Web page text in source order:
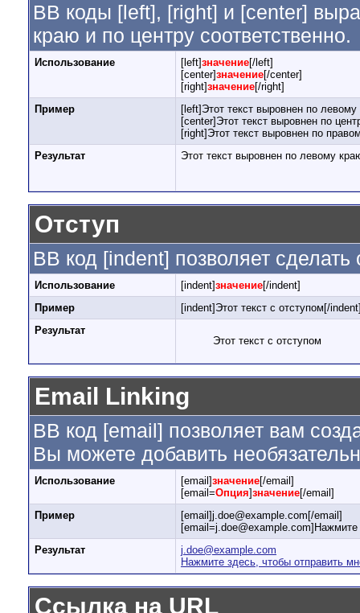
BB коды [left], [right] и [center]
краю и по центру соответственно.
Использование [left]значение[/left]
[center]значение[/center]
[right]значение[/right]
Пример
[left]Этот текст выровнен по
[center]Этот текст выровнен по
[right]Этот текст выровнен по
Результат
Этот текст выровнен по левому
Отступ
BB код [indent] позволяет сделать
Использование [indent]значение[/indent]
Пример
[indent]Этот текст с отступом[/
Результат
Этот текст с отступом
Email Linking
BB код [email] позволяет вам
Вы можете добавить
Использование [email]значение[/email]
[email=Опция]значение[/email]
Пример
[email]j.doe@example.com[/email]
Результат
j.doe@example.com
Нажмите здесь, чтобы отправить
Ссылка на URL